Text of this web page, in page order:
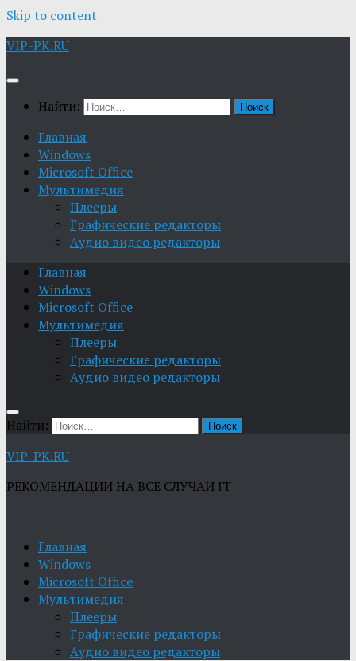
Skip to content
VIP-PK.RU
Найти:
Главная
Windows
Microsoft Office
Мультимедия
Плееры
Графические редакторы
Aудио видео редакторы
Главная
Windows
Microsoft Office
Мультимедия
Плееры
Графические редакторы
Aудио видео редакторы
Найти:
VIP-PK.RU
РЕКОМЕНДАЦИИ НА ВСЕ СЛУЧАИ IT
Главная
Windows
Microsoft Office
Мультимедия
Плееры
Графические редакторы
Aудио видео редакторы